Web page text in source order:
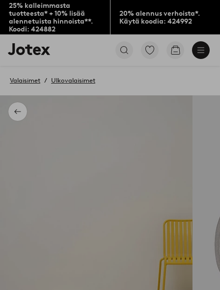
25% kalleimmasta
tuotteesta* + 10% lisää
alennetuista hinnoista**.
Koodi: 424882
20% alennus verhoista*.
Käytä koodia: 424992
Jotex-
logo
aloitussivulle
Siirry
Siirry
Takaisin
Valaisimet Ulkovalaisimet